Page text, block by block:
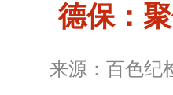
德保：
来源：百色纪